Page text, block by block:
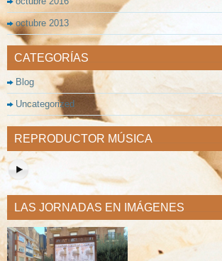
octubre 2013
CATEGORÍAS
Blog
Uncategorized
REPRODUCTOR MÚSICA
LAS JORNADAS EN IMÁGENES